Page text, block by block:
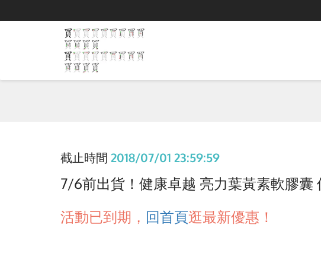
截止時間 2018/07/01 23:59:59
7/6前出貨！健康卓越 亮力葉黃素軟膠囊
活動已到期， 回首頁逛最新優惠！